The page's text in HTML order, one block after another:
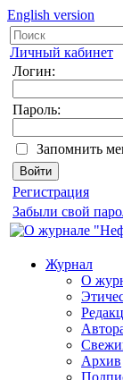
English version
Личный кабинет
Логин:
Пароль:
Запомнить
Регистрация
Забыли свой
Журнал
О
Архив